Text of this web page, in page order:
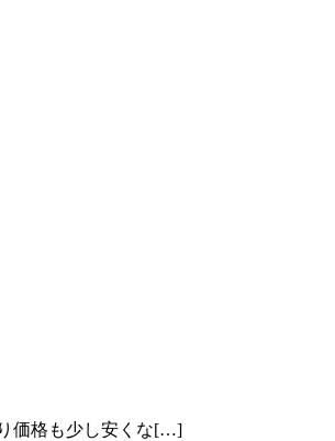
価格も少し安くな[…]